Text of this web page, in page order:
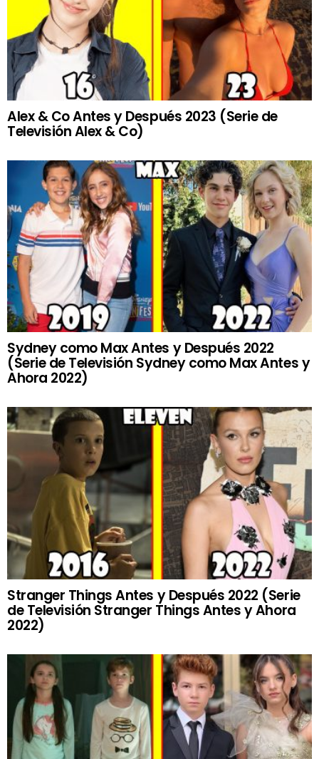
Alex & Co Antes y Después 2023 (Serie de
Televisión Alex & Co)
Sydney como Max Antes y Después 2022
(Serie de Televisión Sydney como Max Antes y
Ahora 2022)
Stranger Things Antes y Después 2022 (Serie
de Televisión Stranger Things Antes y Ahora
2022)